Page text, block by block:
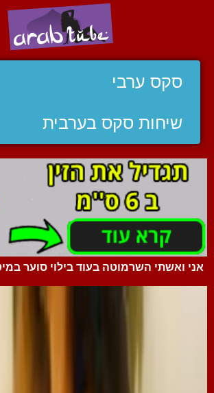
סקס ערבי
שיחות סקס בערבית
אני ואשתי השרמוטה בעוד בילוי סוער